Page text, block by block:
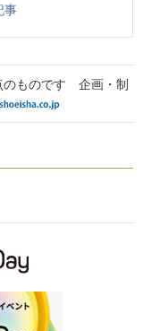
事
のものです 企画・制